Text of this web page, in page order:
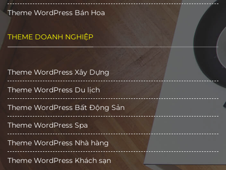
Theme WordPress Bán Hoa
THEME DOANH NGHIỆP
Theme WordPress Xây Dựng
Theme WordPress Du lịch
Theme WordPress Bất Động Sản
Theme WordPress Spa
Theme WordPress Nhà hàng
Theme WordPress Khách sạn